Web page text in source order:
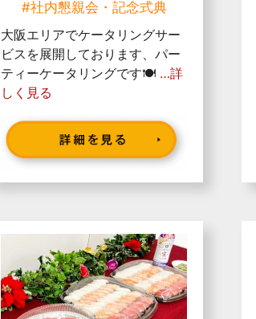
#社内懇親会・記念式典
大阪エリアでケータリングサー
ビスを展開しております、パー
ティーケータリングです🍽 …詳
しく見る